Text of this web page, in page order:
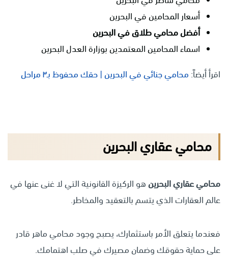
أسعار المحامين في البحرين
أفضل محامي طلاق في البحرين
اسماء المحامين المعتمدين بوزارة العدل البحرين
اقرأ أيضاً: محامي جنائي في البحرين | حقك محفوظ بـ٣ مراحل
محامي عقاري البحرين
محامي عقاري البحرينهو الركيزة القانونية التي لا غنى عنها في
عالم العقارات الذي يتسم بالتعقيد والمخاطر.
فعندما يتعلق الأمر باستثمارك، يصبح وجود محامي ماهر قادر
على حماية حقوقك وضمان مصيرك في صلب اهتمامك.